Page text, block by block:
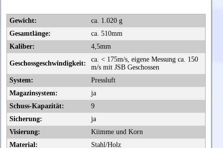
Gewicht:
ca. 1.020 g
Gesamtlänge:
ca. 510mm
Kaliber:
4,5mm
Geschossgeschwindigkeit:
ca. < 175m/s, eigene Messung ca. 150
m/s mit JSB Geschossen
System:
Pressluft
Magazinsystem:
ja
Schuss-Kapazität:
9
Sicherung:
ja
Visierung:
Kiimme und Korn
Material:
Stahl/Holz